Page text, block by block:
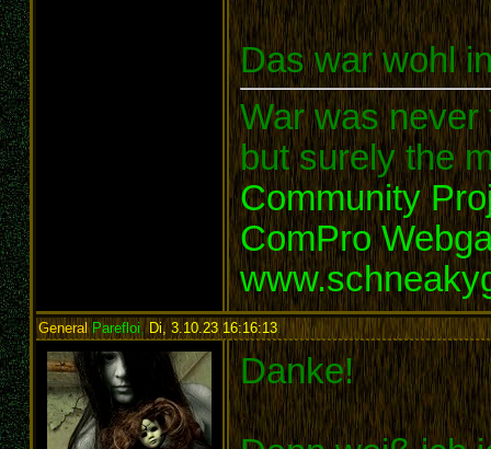
Das war wohl
War was never
but surely the
Community
ComPro
GeneralParefloi, Di, 3.10.23 16:16:13:
Danke!